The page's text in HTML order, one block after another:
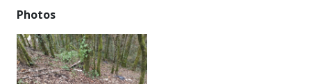
Photos